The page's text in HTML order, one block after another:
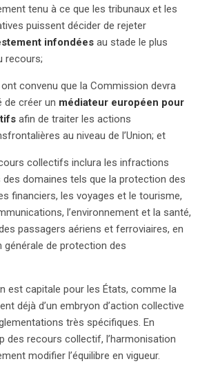
tenu à ce que les tribunaux et les
puissent décider de rejeter
infondées au stade le plus
recours;
convenu que la Commission devra
de créer un médiateur européen pour
afin de traiter les actions
au niveau de l’Union; et
collectifs inclura les infractions
domaines tels que la protection des
financiers, les voyages et le tourisme,
l’environnement et la santé,
passagers aériens et ferroviaires, en
générale de protection des
est capitale pour les États, comme la
déjà d’un embryon d’action collective
très spécifiques. En
des recours collectif, l’harmonisation
modifier l’équilibre en vigueur.